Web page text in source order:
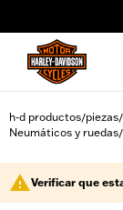
h-d productos/piezas/
Neumáticos y ruedas/
Verificar que